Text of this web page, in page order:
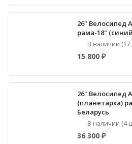
26" Велосипед
рама-18"
В наличии (17
15 800 ₽
26" Велосипед
(планетарка)
Беларусь
В наличии (4
36 300 ₽